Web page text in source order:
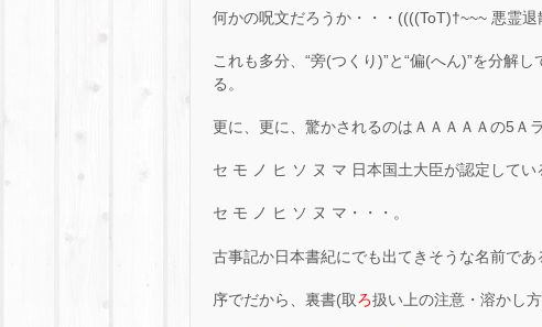
何かの呪文だろうか・・・((((ToT)†~~~ 悪霊退
これも多分、“旁(つくり)”と“偏(へん)”を分解
る。
更に、更に、驚かされるのはＡＡＡＡＡの5
セ モ ノ ヒ ソ ヌ マ 日本国土大臣が認定して
セ モ ノ ヒ ソ ヌ マ・・・。
古事記か日本書紀にでも出てきそうな名前で
序でだから、裏書(取ろ扱い上の注意・溶かし